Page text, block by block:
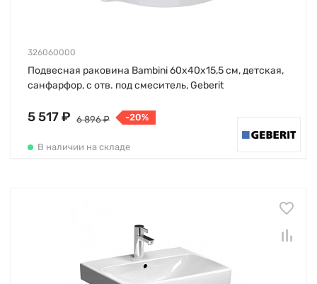
326060000
Подвесная раковина Bambini 60х40х15,5 см, детская,
санфарфор, с отв. под смеситель, Geberit
5 517 ₽ 6 896 ₽ -20%
В наличии на складе